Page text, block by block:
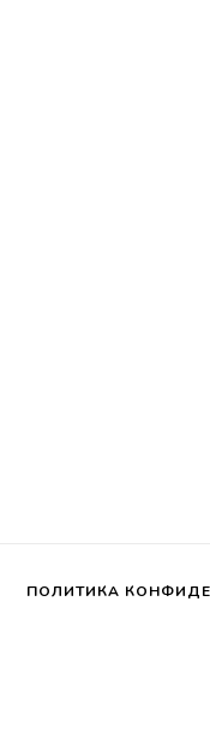
ПОЛИТИКА